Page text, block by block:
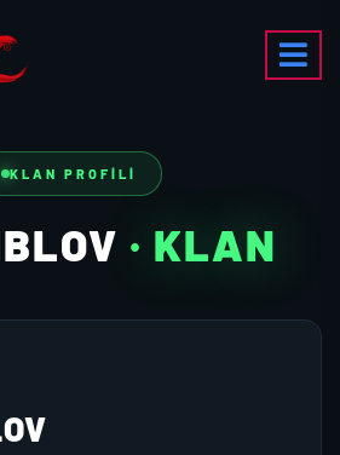
KLAN PROFILI
· KLAN